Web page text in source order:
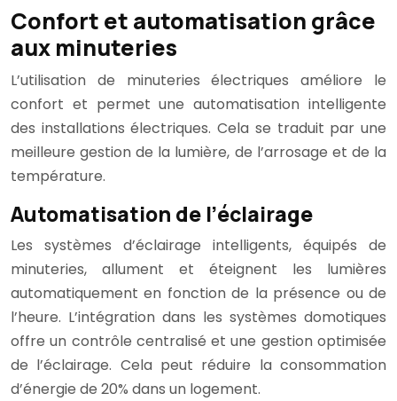
Confort et automatisation grâce
aux minuteries
L’utilisation de minuteries électriques améliore le
confort et permet une automatisation intelligente
des installations électriques. Cela se traduit par une
meilleure gestion de la lumière, de l’arrosage et de la
température.
Automatisation de l’éclairage
Les systèmes d’éclairage intelligents, équipés de
minuteries, allument et éteignent les lumières
automatiquement en fonction de la présence ou de
l’heure. L’intégration dans les systèmes domotiques
offre un contrôle centralisé et une gestion optimisée
de l’éclairage. Cela peut réduire la consommation
d’énergie de 20% dans un logement.